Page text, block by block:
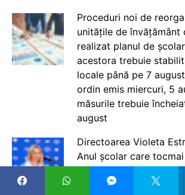
Proceduri noi de
unitățile de învățământ
realizat planul de
acestora trebuie
locale până pe 7
ordin emis miercuri, 5
măsurile trebuie
august
Directoarea Violeta
Anul școlar care
fost, probabil, unul
pe care i-am trăit.